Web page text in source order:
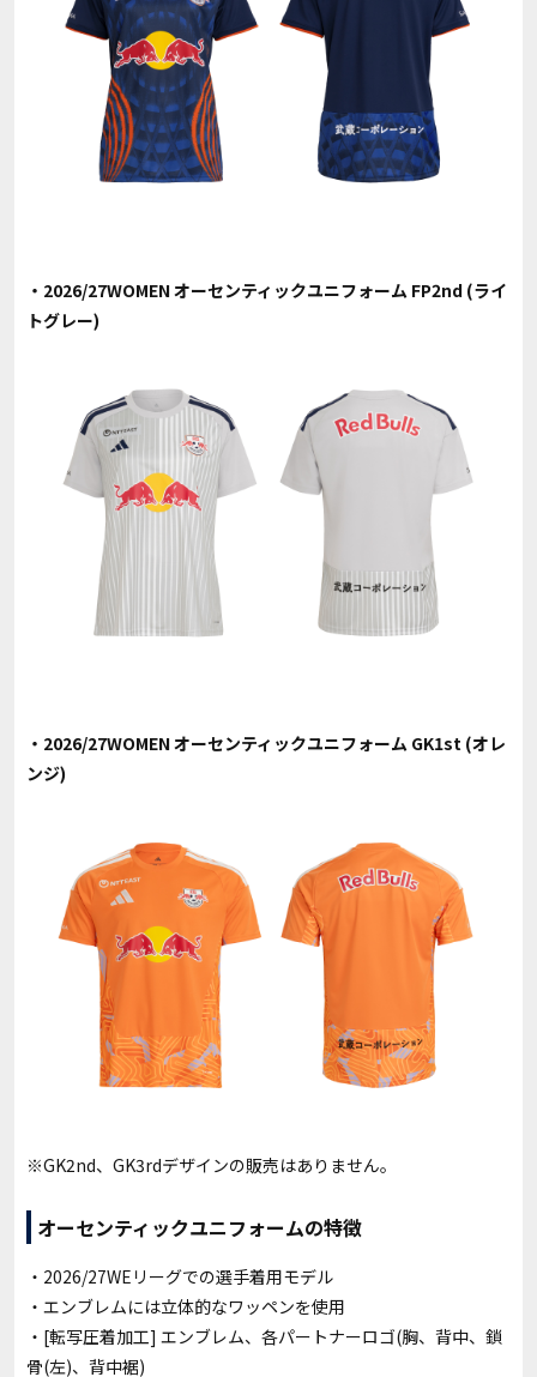
・2026/27WOMEN オーセンティックユニフォーム FP2nd (ライ
トグレー)
・2026/27WOMEN オーセンティックユニフォーム GK1st (オレ
ンジ)
※GK2nd、GK3rdデザインの販売はありません。
オーセンティックユニフォームの特徴
・2026/27WEリーグでの選手着用モデル
・エンブレムには立体的なワッペンを使用
・[転写圧着加工] エンブレム、各パートナーロゴ(胸、背中、鎖
骨(左)、背中裾)